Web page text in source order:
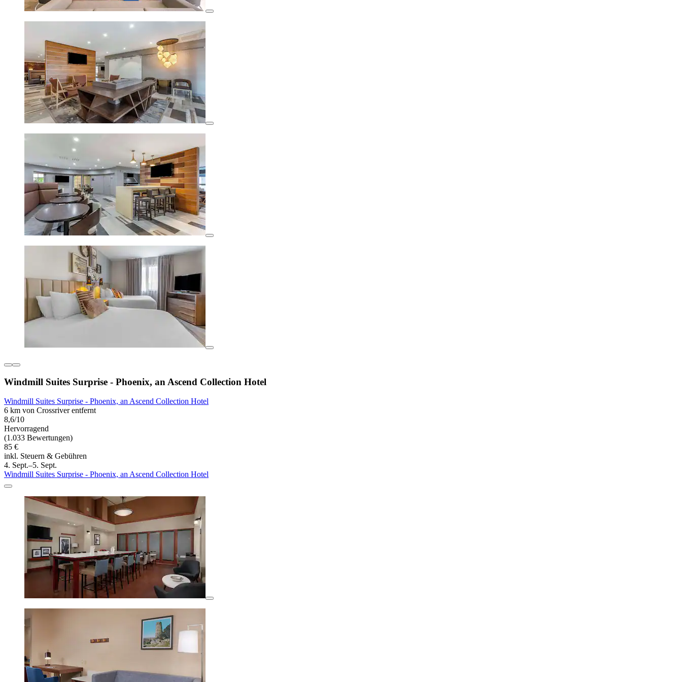
Windmill Suites Surprise - Phoenix, an Ascend Collection Hotel
Windmill Suites Surprise - Phoenix, an Ascend Collection Hotel
6 km von Crossriver entfernt
8,6/10
Hervorragend
(1.033 Bewertungen)
85 €
inkl. Steuern & Gebühren
4. Sept.–5. Sept.
Windmill Suites Surprise - Phoenix, an Ascend Collection Hotel